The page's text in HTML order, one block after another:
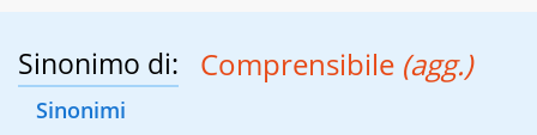
Sinonimo di: Comprensibile (agg.)
Sinonimi